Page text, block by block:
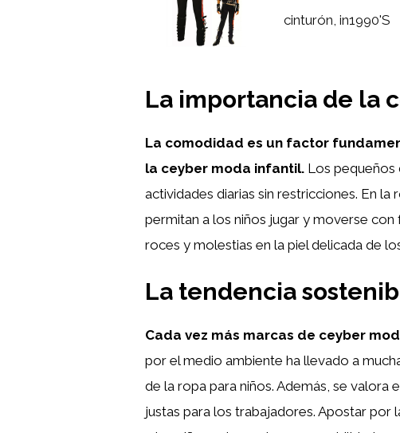
cinturón, in1990'S
La importancia de la
La comodidad es un factor
la ceyber moda infantil. Los pequeños
actividades diarias sin restricciones. En
permitan a los niños jugar y moverse con
roces y molestias en la piel delicada de
La tendencia
Cada vez más marcas de ceyber
por el medio ambiente ha llevado a
de la ropa para niños. Además, se
justas para los trabajadores. Apostar por